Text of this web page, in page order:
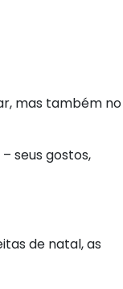
mas também no
– seus gostos,
de natal, as